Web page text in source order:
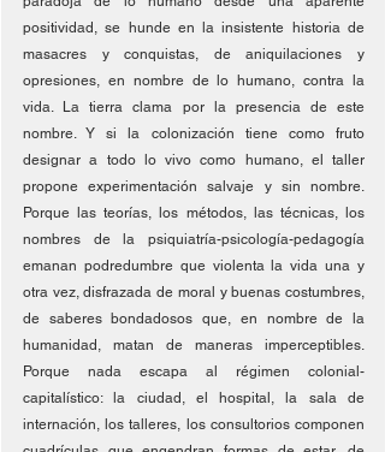
positividad, se hunde en la insistente historia de
masacres y conquistas, de aniquilaciones y
opresiones, en nombre de lo humano, contra la
vida. La tierra clama por la presencia de este
nombre. Y si la colonización tiene como fruto
designar a todo lo vivo como humano, el taller
propone experimentación salvaje y sin nombre.
Porque las teorías, los métodos, las técnicas, los
nombres de la psiquiatría-psicología-pedagogía
emanan podredumbre que violenta la vida una y
otra vez, disfrazada de moral y buenas costumbres,
de saberes bondadosos que, en nombre de la
humanidad, matan de maneras imperceptibles.
Porque nada escapa al régimen colonial-
capitalístico: la ciudad, el hospital, la sala de
internación, los talleres, los consultorios componen